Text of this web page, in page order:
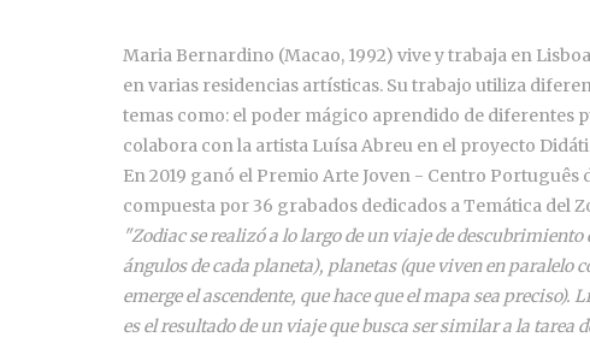
Maria Bernardino (Macao, 1992) vive y trabaja en
en varias residencias artísticas. Su trabajo utiliza
temas como: el poder mágico aprendido de diferentes
colabora con la artista Luísa Abreu en el proyecto
En 2019 ganó el Premio Arte Joven - Centro
compuesta por 36 grabados dedicados a Temática del
"Zodiac se realizó a lo largo de un viaje de
ángulos de cada planeta), planetas (que viven en paralelo
emerge el ascendente, que hace que el mapa sea
es el resultado de un viaje que busca ser similar a la